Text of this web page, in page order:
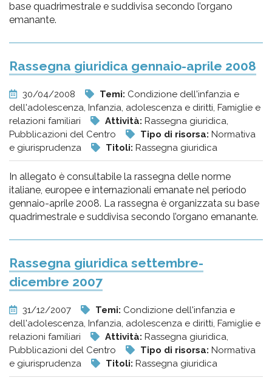
base quadrimestrale e suddivisa secondo l’organo
emanante.
Rassegna giuridica gennaio-aprile 2008
30/04/2008 Temi: Condizione dell'infanzia e
dell'adolescenza, Infanzia, adolescenza e diritti, Famiglie e
relazioni familiari
Attività: Rassegna giuridica,
Pubblicazioni del Centro
Tipo di risorsa: Normativa
e giurisprudenza
Titoli: Rassegna giuridica
In allegato è consultabile la rassegna delle norme
italiane, europee e internazionali emanate nel periodo
gennaio-aprile 2008. La rassegna è organizzata su base
quadrimestrale e suddivisa secondo l’organo emanante.
Rassegna giuridica settembre-
dicembre 2007
31/12/2007 Temi: Condizione dell'infanzia e
dell'adolescenza, Infanzia, adolescenza e diritti, Famiglie e
relazioni familiari
Attività: Rassegna giuridica,
Pubblicazioni del Centro
Tipo di risorsa: Normativa
e giurisprudenza
Titoli: Rassegna giuridica